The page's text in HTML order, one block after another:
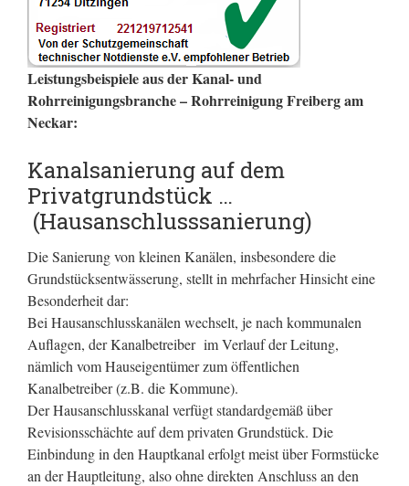
Leistungsbeispiele aus der Kanal- und
Rohrreinigungsbranche – Rohrreinigung Freiberg am
Neckar:
Kanalsanierung auf dem
Privatgrundstück …
(Hausanschlusssanierung)
Die Sanierung von kleinen Kanälen, insbesondere die
Grundstücksentwässerung, stellt in mehrfacher Hinsicht eine
Besonderheit dar:
Bei Hausanschlusskanälen wechselt, je nach kommunalen
Auflagen, der Kanalbetreiber im Verlauf der Leitung,
nämlich vom Hauseigentümer zum öffentlichen
Kanalbetreiber (z.B. die Kommune).
Der Hausanschlusskanal verfügt standardgemäß über
Revisionsschächte auf dem privaten Grundstück. Die
Einbindung in den Hauptkanal erfolgt meist über Formstücke
an der Hauptleitung, also ohne direkten Anschluss an den